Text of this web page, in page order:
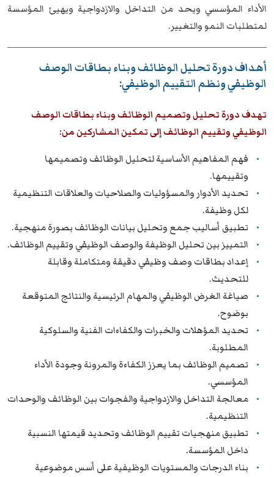
الأداء المؤسسي ويحد من التداخل والازدواجية ويهيئ المؤسسة
لمتطلبات النمو والتغيير.
أهداف دورة تحليل الوظائف وبناء بطاقات الوصف
الوظيفي ونظم التقييم الوظيفي:
تهدف دورة تحليل وتصميم الوظائف وبناء بطاقات الوصف
الوظيفي وتقييم الوظائف إلى تمكين المشاركين من:
فهم المفاهيم الأساسية لتحليل الوظائف وتصميمها
وتقييمها.
تحديد الأدوار والمسؤوليات والصلاحيات والعلاقات التنظيمية
لكل وظيفة.
تطبيق أساليب جمع وتحليل بيانات الوظائف بصورة منهجية.
التمييز بين تحليل الوظيفة والوصف الوظيفي وتقييم الوظائف.
إعداد بطاقات وصف وظيفي دقيقة ومتكاملة وقابلة
للتحديث.
صياغة الغرض الوظيفي والمهام الرئيسية والنتائج المتوقعة
بوضوح.
تحديد المؤهلات والخبرات والكفاءات الفنية والسلوكية
المطلوبة.
تصميم الوظائف بما يعزز الكفاءة والمرونة وجودة الأداء
المؤسسي.
معالجة التداخل والازدواجية والفجوات بين الوظائف والوحدات
التنظيمية.
تطبيق منهجيات تقييم الوظائف وتحديد قيمتها النسبية
داخل المؤسسة.
بناء الدرجات والمستويات الوظيفية على أسس موضوعية